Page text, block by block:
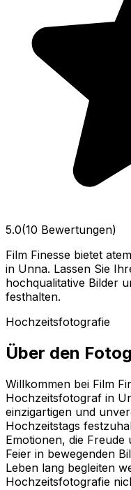
5.0(10 Bewertungen)
Film Finesse bietet
in Unna. Lassen Sie
hochqualitative Bilder
festhalten.
Hochzeitsfotografie
Über den
Willkommen bei Film
Hochzeitsfotograf in
einzigartigen und
Hochzeitstags
Emotionen, die
Feier in bewegenden
Leben lang begleiten
Hochzeitsfotografie